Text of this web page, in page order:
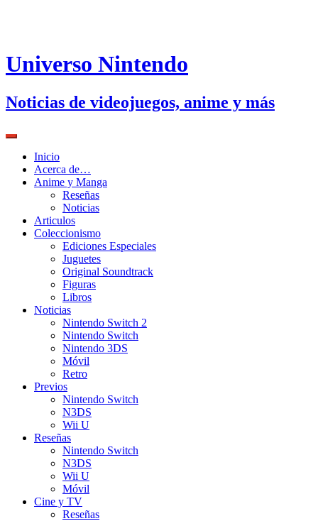
Universo Nintendo
Noticias de videojuegos, anime y más
Inicio
Acerca de…
Anime y Manga
Reseñas
Noticias
Articulos
Coleccionismo
Ediciones Especiales
Juguetes
Original Soundtrack
Figuras
Libros
Noticias
Nintendo Switch 2
Nintendo Switch
Nintendo 3DS
Móvil
Retro
Previos
Nintendo Switch
N3DS
Wii U
Reseñas
Nintendo Switch
N3DS
Wii U
Móvil
Cine y TV
Reseñas